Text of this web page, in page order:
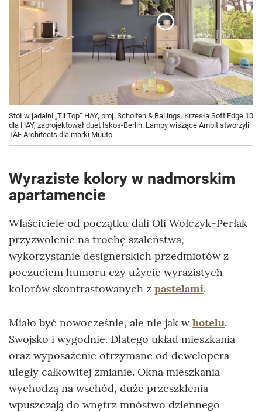
Stół w jadalni „Til Top” HAY, proj. Scholten & Baijings. Krzesła Soft Edge 10
dla HAY, zaprojektował duet Iskos-Berlin. Lampy wiszące Ambit stworzyli
TAF Architects dla marki Muuto.
Wyraziste kolory w nadmorskim
apartamencie
Właściciele od początku dali Oli Wołczyk-Perłak
przyzwolenie na trochę szaleństwa,
wykorzystanie designerskich przedmiotów z
poczuciem humoru czy użycie wyrazistych
kolorów skontrastowanych z pastelami.
Miało być nowocześnie, ale nie jak whotelu.
Swojsko i wygodnie. Dlatego układ mieszkania
oraz wyposażenie otrzymane od dewelopera
uległy całkowitej zmianie. Okna mieszkania
wychodzą na wschód, duże przeszklenia
wpuszczają do wnętrz mnóstwo dziennego